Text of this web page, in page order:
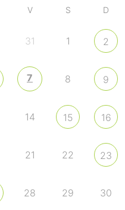
V S D
31 1 2
7 8 9
14 15 16
21 22 23
28 29 30